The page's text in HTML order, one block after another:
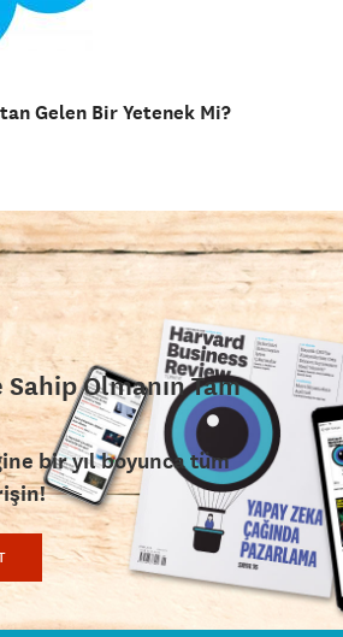
Gelen Bir Yetenek Mi?
Sahip Olmanın Tam
bir yıl boyunca tüm